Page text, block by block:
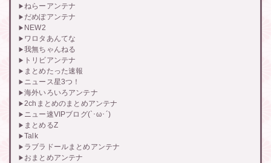
ねらーアンテナ
だめぽアンテナ
NEW2
ワロタあんてな
我無ちゃんねる
トリビアンテナ
まとめたった速報
ニュース星3つ！
海外いろいろアンテナ
2chまとめのまとめアンテナ
ニュー速VIPブログ(`･ω･´)
まとめるZ
Talk
ラブラドールまとめアンテナ
おまとめアンテナ